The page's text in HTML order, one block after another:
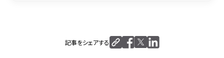
記事をシェアする